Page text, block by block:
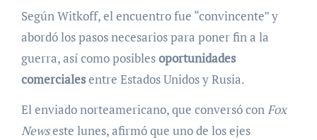
Según Witkoff, el encuentro fue “convincente” y
abordó los pasos necesarios para poner fin a la
guerra, así como posiblesoportunidades
comercialesentre Estados Unidos y Rusia.
El enviado norteamericano, que conversó conFox
Newseste lunes, afirmó que uno de los ejes